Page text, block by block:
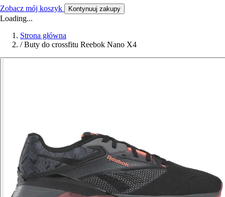
Zobacz mój koszyk Kontynuuj zakupy
Loading...
Strona główna
/ Buty do crossfitu Reebok Nano X4